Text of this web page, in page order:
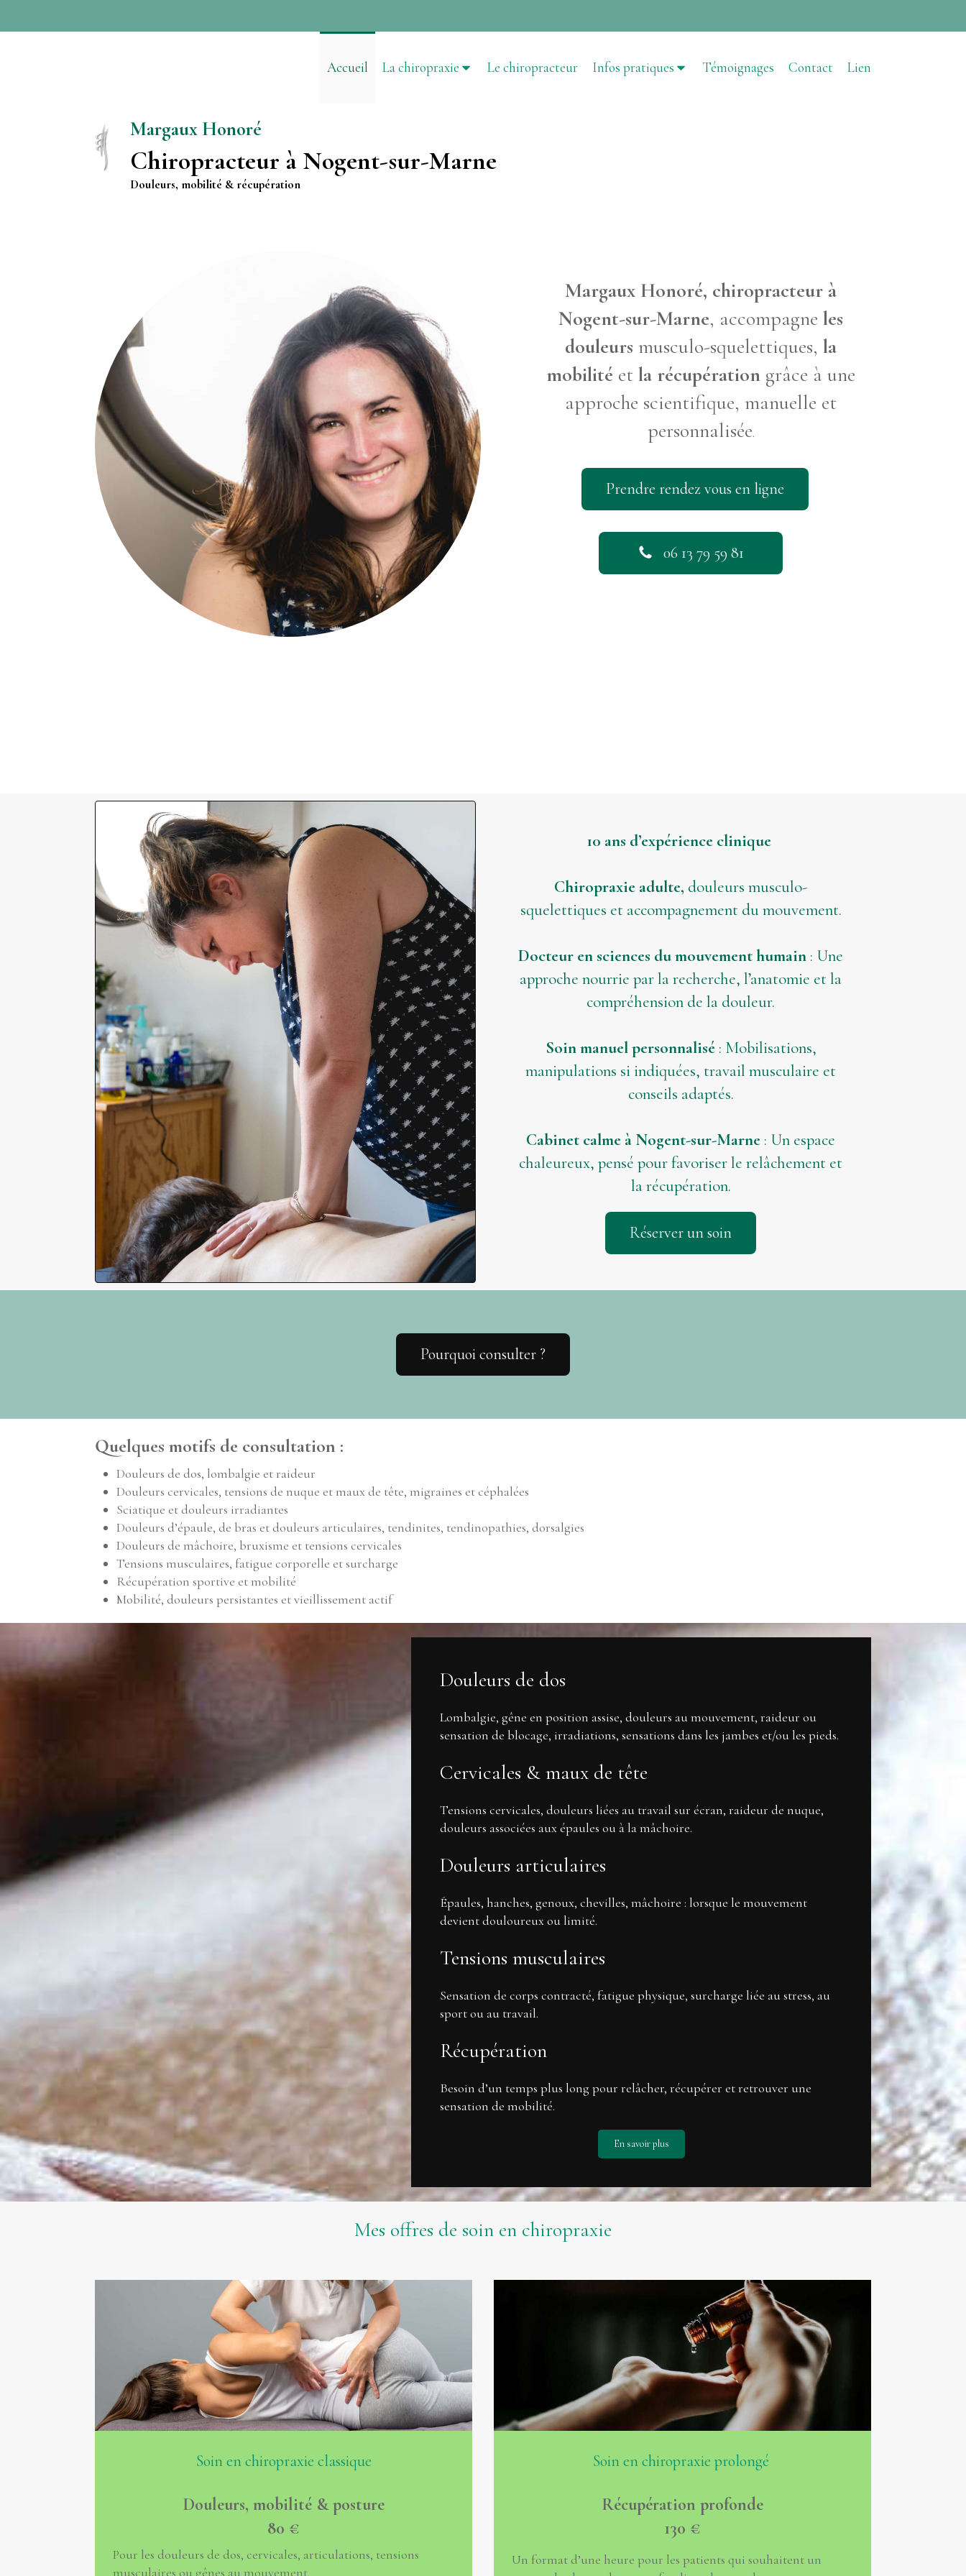
Accueil La chiropraxie Le chiropracteur Infos pratiques Témoignages Contact Lien
Margaux Honoré
Chiropracteur à Nogent-sur-Marne
Douleurs, mobilité & récupération
Margaux Honoré, chiropracteur à
Nogent-sur-Marne, accompagneles
douleursmusculo-squelettiques,la
mobilité etla récupération grâce à une
approche scientifique, manuelle et
personnalisée.
Prendre rendez vous en ligne
06 13 79 59 81
10 ans d’expérience clinique
Chiropraxie adulte, douleurs musculo-
squelettiques et accompagnement du mouvement.
Docteur en sciences du mouvement humain : Une
approche nourrie par la recherche, l’anatomie et la
compréhension de la douleur.
Soin manuel personnalisé: Mobilisations,
manipulations si indiquées, travail musculaire et
conseils adaptés.
Cabinet calme à Nogent-sur-Marne : Un espace
chaleureux, pensé pour favoriser le relâchement et
la récupération.
Réserver un soin
Pourquoi consulter ?
Quelques motifs de consultation :
Douleurs de dos, lombalgie et raideur
Douleurs cervicales, tensions de nuque et maux de tête, migraines et céphalées
Sciatique et douleurs irradiantes
Douleurs d’épaule, de bras et douleurs articulaires, tendinites, tendinopathies, dorsalgies
Douleurs de mâchoire, bruxisme et tensions cervicales
Tensions musculaires, fatigue corporelle et surcharge
Récupération sportive et mobilité
Mobilité, douleurs persistantes et vieillissement actif
Douleurs de dos
Lombalgie, gêne en position assise, douleurs au mouvement, raideur ou
sensation de blocage, irradiations, sensations dans les jambes et/ou les pieds.
Cervicales & maux de tête
Tensions cervicales, douleurs liées au travail sur écran, raideur de nuque,
douleurs associées aux épaules ou à la mâchoire.
Douleurs articulaires
Épaules, hanches, genoux, chevilles, mâchoire : lorsque le mouvement
devient douloureux ou limité.
Tensions musculaires
Sensation de corps contracté, fatigue physique, surcharge liée au stress, au
sport ou au travail.
Récupération
Besoin d’un temps plus long pour relâcher, récupérer et retrouver une
sensation de mobilité.
En savoir plus
Mes offres de soin en chiropraxie
Soin en chiropraxie classique
Douleurs, mobilité & posture
80 €
Pour les douleurs de dos, cervicales, articulations, tensions
musculaires ou gênes au mouvement.
Soin en chiropraxie prolongé
Récupération profonde
130 €
Un format d’une heure pour les patients qui souhaitent un